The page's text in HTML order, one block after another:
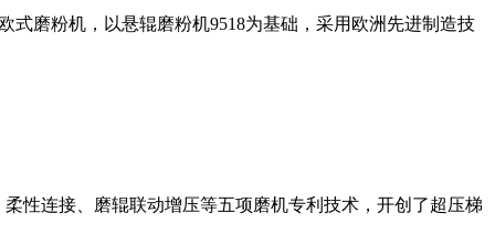
磨粉机，以悬辊磨粉机9518为基础，采用欧洲先进制造技
性连接、磨辊联动增压等五项磨机专利技术，开创了超压梯